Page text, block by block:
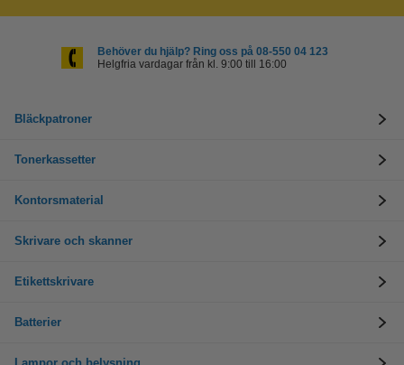
Behöver du hjälp? Ring oss på 08-550 04 123
Helgfria vardagar från kl. 9:00 till 16:00
Bläckpatroner
Tonerkassetter
Kontorsmaterial
Skrivare och skanner
Etikettskrivare
Batterier